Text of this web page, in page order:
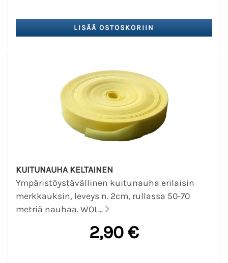
KUITUNAUHA KELTAINEN
Ympäristöystävällinen kuitunauha erilaisin
merkkauksin, leveys n. 2cm, rullassa 50-70
metriä nauhaa. WOL...
2,90 €